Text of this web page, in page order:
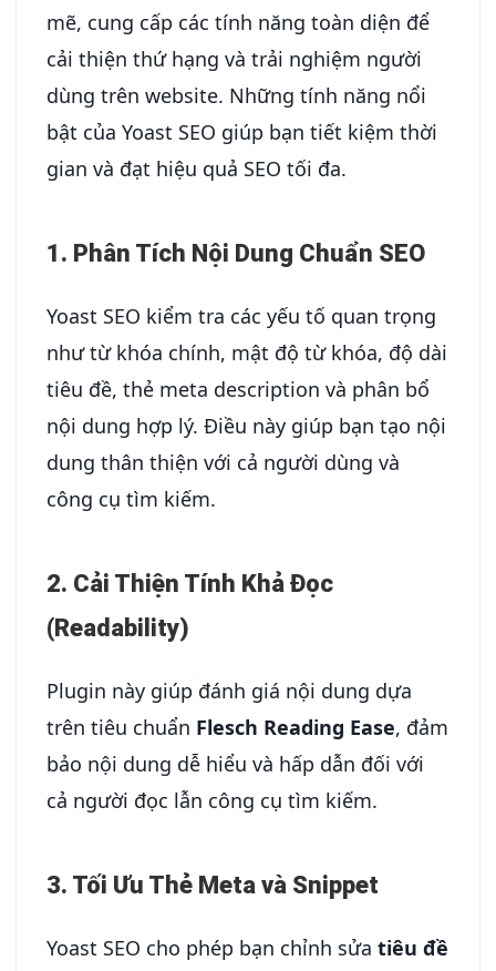
mẽ, cung cấp các tính năng toàn diện để
cải thiện thứ hạng và trải nghiệm người
dùng trên website. Những tính năng nổi
bật của Yoast SEO giúp bạn tiết kiệm thời
gian và đạt hiệu quả SEO tối đa.
1. Phân Tích Nội Dung Chuẩn SEO
Yoast SEO kiểm tra các yếu tố quan trọng
như từ khóa chính, mật độ từ khóa, độ dài
tiêu đề, thẻ meta description và phân bổ
nội dung hợp lý. Điều này giúp bạn tạo nội
dung thân thiện với cả người dùng và
công cụ tìm kiếm.
2. Cải Thiện Tính Khả Đọc
(Readability)
Plugin này giúp đánh giá nội dung dựa
trên tiêu chuẩn Flesch Reading Ease, đảm
bảo nội dung dễ hiểu và hấp dẫn đối với
cả người đọc lẫn công cụ tìm kiếm.
3. Tối Ưu Thẻ Meta và Snippet
Yoast SEO cho phép bạn chỉnh sửa tiêu đề